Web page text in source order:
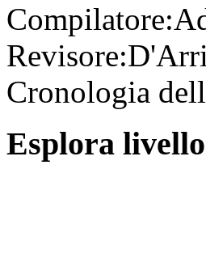
Compilatore:
Revisore:
Cronologia
Esplora livello